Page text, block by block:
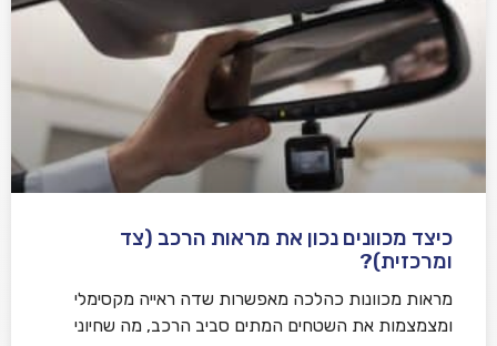
כיצד מכוונים נכון את מראות הרכב (צד
ומרכזית)?
מראות מכוונות כהלכה מאפשרות שדה ראייה מקסימלי
ומצמצמות את השטחים המתים סביב הרכב, מה שחיוני